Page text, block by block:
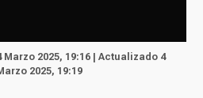
Marzo 2025, 19:16 | Actualizado 4
2025, 19:19